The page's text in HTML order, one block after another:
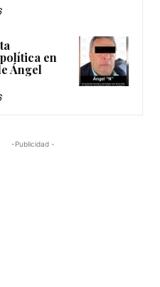
en
Ángel
-Publicidad -